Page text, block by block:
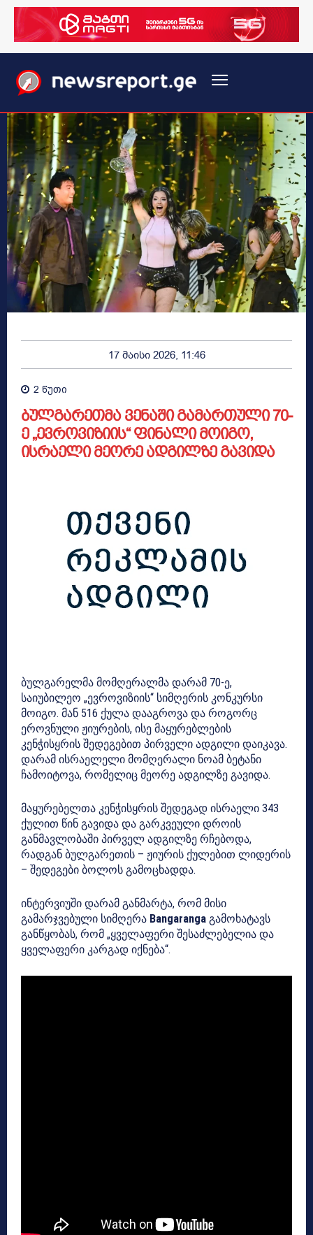
17 მაისი 2026, 11:46
2 წუთი
ბულგარეთმა ვენაში გამართული 70-
ე „ევროვიზიის“ ფინალი მოიგო,
ისრაელი მეორე ადგილზე გავიდა
ბულგარელმა მომღერალმა დარამ 70-ე,
საიუბილეო „ევროვიზიის“ სიმღერის კონკურსი
მოიგო. მან 516 ქულა დააგროვა და როგორც
ეროვნული ჟიურების, ისე მაყურებლების
კენჭისყრის შედეგებით პირველი ადგილი დაიკავა.
დარამ ისრაელელი მომღერალი ნოამ ბეტანი
ჩამოიტოვა, რომელიც მეორე ადგილზე გავიდა.
მაყურებელთა კენჭისყრის შედეგად ისრაელი 343
ქულით წინ გავიდა და გარკვეული დროის
განმავლობაში პირველ ადგილზე რჩებოდა,
რადგან ბულგარეთის – ჟიურის ქულებით ლიდერის
– შედეგები ბოლოს გამოცხადდა.
ინტერვიუში დარამ განმარტა, რომ მისი
გამარჯვებული სიმღერა Bangaranga გამოხატავს
განწყობას, რომ „ყველაფერი შესაძლებელია და
ყველაფერი კარგად იქნება“.